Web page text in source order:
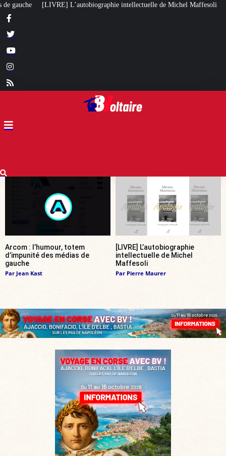
intellectuelle de Michel Maffesoli Pour regagner son influence en
Arcom : l’humour, totem
d’impunité des médias de
gauche
Par Jean Kast
[LIVRE] L’autobiographie
intellectuelle de Michel
Maffesoli
Par Pierre Maurer